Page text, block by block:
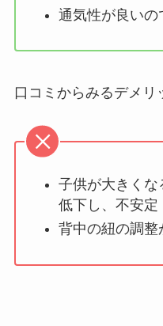
通気性が良いの
口コミからみるデメリ
子供が大きく
低下し、不安定
背中の紐の調整